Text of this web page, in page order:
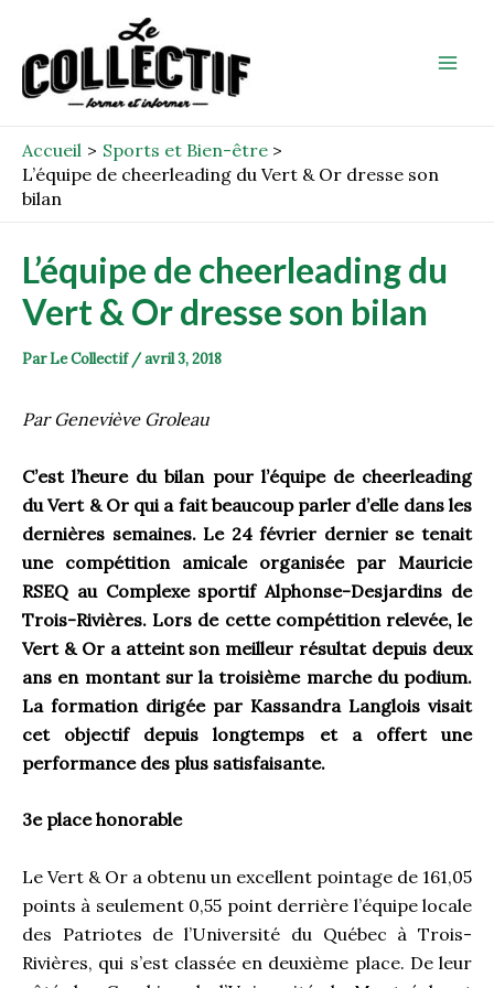
contenu
Accueil
Sports et Bien-être
L’équipe de cheerleading du Vert & Or dresse son
bilan
L’équipe de cheerleading du
Vert & Or dresse son bilan
ParLe Collectif /avril 3, 2018
Par Geneviève Groleau
C’est l’heure du bilan pour l’équipe de cheerleading
du Vert & Or qui a fait beaucoup parler d’elle dans les
dernières semaines. Le 24 février dernier se tenait
une compétition amicale organisée par Mauricie
RSEQ au Complexe sportif Alphonse-Desjardins de
Trois-Rivières. Lors de cette compétition relevée, le
Vert & Or a atteint son meilleur résultat depuis deux
ans en montant sur la troisième marche du podium.
La formation dirigée par Kassandra Langlois visait
cet objectif depuis longtemps et a offert une
performance des plus satisfaisante.
3eplace honorable
Le Vert & Or a obtenu un excellent pointage de 161,05
points à seulement 0,55 point derrière l’équipe locale
des Patriotes de l’Université du Québec à Trois-
Rivières, qui s’est classée en deuxième place. De leur
navigation